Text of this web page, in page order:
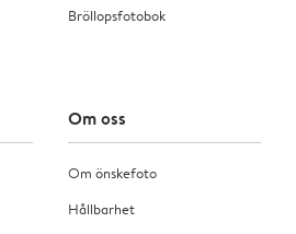
Bröllopsfotobok
Om oss
Om önskefoto
Hållbarhet